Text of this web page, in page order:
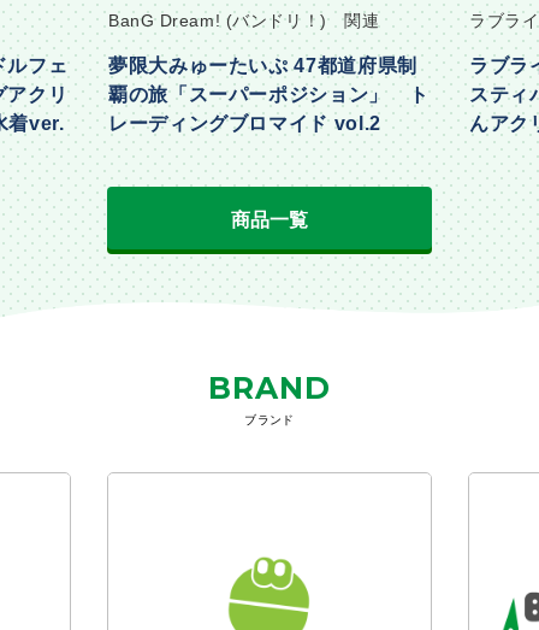
ルフェ
アクリ
着ver.
BanG Dream! (バンドリ！) 関連
夢限大みゅーたいぷ 47都道府県制
覇の旅「スーパーポジション」 ト
レーディングブロマイド vol.2
ラブラ
ラブラ
スティ
んアク
商品一覧
BRAND
ブランド